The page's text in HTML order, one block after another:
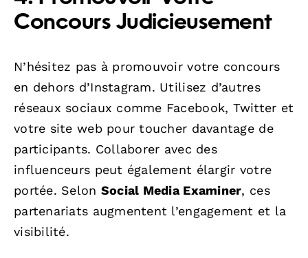
Concours Judicieusement
N’hésitez pas à promouvoir votre concours
en dehors d’Instagram. Utilisez d’autres
réseaux sociaux comme Facebook, Twitter et
votre site web pour toucher davantage de
participants. Collaborer avec des
influenceurs peut également élargir votre
portée. Selon Social Media Examiner, ces
partenariats augmentent l’engagement et la
visibilité.